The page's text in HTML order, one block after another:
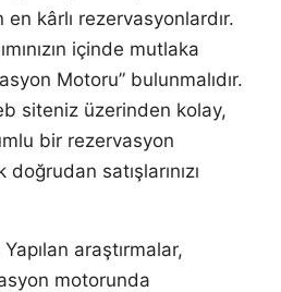
kârlı rezervasyonlardır.
içinde mutlaka
Motoru” bulunmalıdır.
siteniz üzerinden kolay,
bir rezervasyon
satışlarınızı
Yapılan araştırmalar,
motorunda